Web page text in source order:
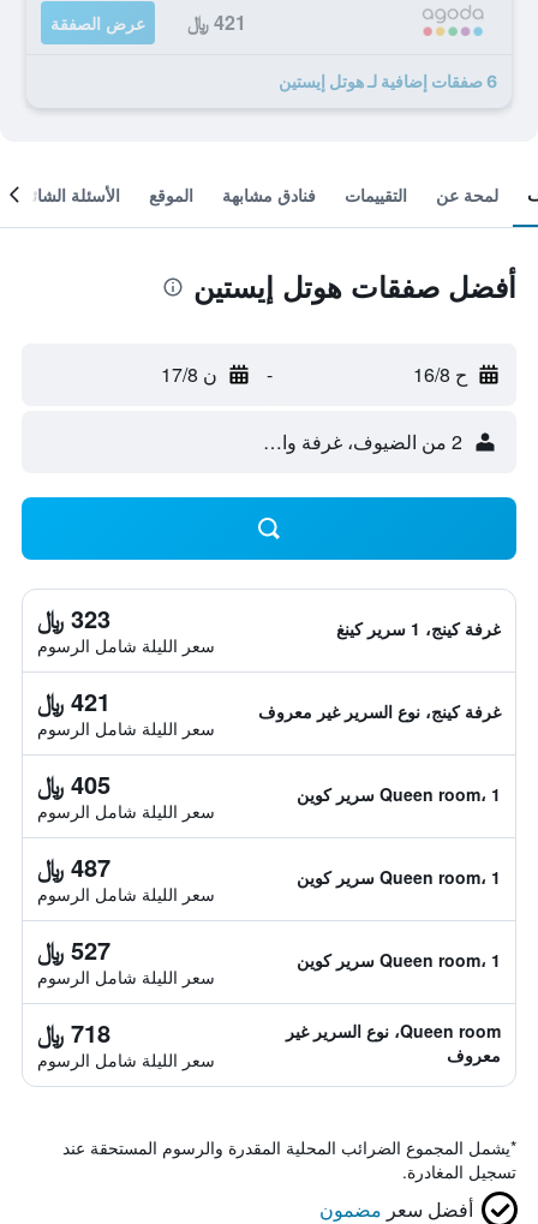
421 ﷼ عرض الصفقة
6 صفقات إضافية لـ هوتل إيستين
لمحة عن التقييمات فنادق مشابهة الموقع الأسئلة الشائعة
أفضل صفقات هوتل إيستين
ح 16/8 - ن 17/8
2 من الضيوف، غرفة واحدة
غرفة كينج، 1 سرير كينغ 323 ﷼
سعر الليلة شامل الرسوم
غرفة كينج، نوع السرير غير معروف 421 ﷼
سعر الليلة شامل الرسوم
Queen room، 1 سرير كوين 405 ﷼
سعر الليلة شامل الرسوم
Queen room، 1 سرير كوين 487 ﷼
سعر الليلة شامل الرسوم
Queen room، 1 سرير كوين 527 ﷼
سعر الليلة شامل الرسوم
Queen room، نوع السرير غير
معروف
718 ﷼
سعر الليلة شامل الرسوم
*يشمل المجموع الضرائب المحلية المقدرة والرسوم المستحقة عند
تسجيل المغادرة.
أفضل سعر مضمون